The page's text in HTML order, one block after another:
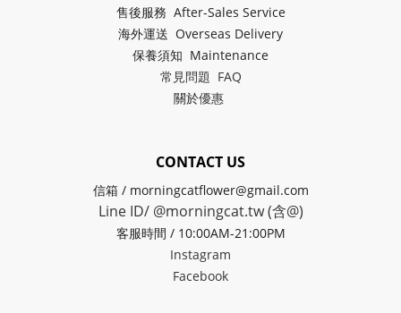
售後服務 After-Sales Service
海外運送 Overseas Delivery
保養須知 Maintenance
常見問題 FAQ
關於優惠
CONTACT US
信箱 / morningcatflower@gmail.com
Line ID/ @morningcat.tw (含@)
客服時間 / 10:00AM-21:00PM
Instagram
Facebook